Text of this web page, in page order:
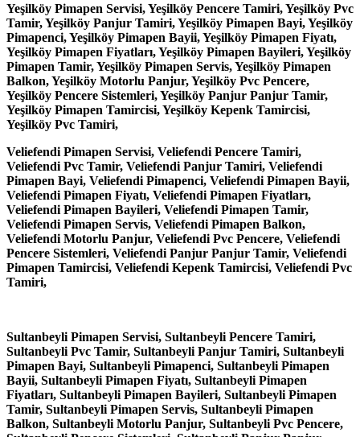
Yeşilköy Pimapen Servisi, Yeşilköy Pencere Tamiri, Yeşilköy Pvc
Tamir, Yeşilköy Panjur Tamiri, Yeşilköy Pimapen Bayi, Yeşilköy
Pimapenci, Yeşilköy Pimapen Bayii, Yeşilköy Pimapen Fiyatı,
Yeşilköy Pimapen Fiyatları, Yeşilköy Pimapen Bayileri, Yeşilköy
Pimapen Tamir, Yeşilköy Pimapen Servis, Yeşilköy Pimapen
Balkon, Yeşilköy Motorlu Panjur, Yeşilköy Pvc Pencere,
Yeşilköy Pencere Sistemleri, Yeşilköy Panjur Panjur Tamir,
Yeşilköy Pimapen Tamircisi, Yeşilköy Kepenk Tamircisi,
Yeşilköy Pvc Tamiri,
Veliefendi Pimapen Servisi, Veliefendi Pencere Tamiri,
Veliefendi Pvc Tamir, Veliefendi Panjur Tamiri, Veliefendi
Pimapen Bayi, Veliefendi Pimapenci, Veliefendi Pimapen Bayii,
Veliefendi Pimapen Fiyatı, Veliefendi Pimapen Fiyatları,
Veliefendi Pimapen Bayileri, Veliefendi Pimapen Tamir,
Veliefendi Pimapen Servis, Veliefendi Pimapen Balkon,
Veliefendi Motorlu Panjur, Veliefendi Pvc Pencere, Veliefendi
Pencere Sistemleri, Veliefendi Panjur Panjur Tamir, Veliefendi
Pimapen Tamircisi, Veliefendi Kepenk Tamircisi, Veliefendi Pvc
Tamiri,
Sultanbeyli Pimapen Servisi, Sultanbeyli Pencere Tamiri,
Sultanbeyli Pvc Tamir, Sultanbeyli Panjur Tamiri, Sultanbeyli
Pimapen Bayi, Sultanbeyli Pimapenci, Sultanbeyli Pimapen
Bayii, Sultanbeyli Pimapen Fiyatı, Sultanbeyli Pimapen
Fiyatları, Sultanbeyli Pimapen Bayileri, Sultanbeyli Pimapen
Tamir, Sultanbeyli Pimapen Servis, Sultanbeyli Pimapen
Balkon, Sultanbeyli Motorlu Panjur, Sultanbeyli Pvc Pencere,